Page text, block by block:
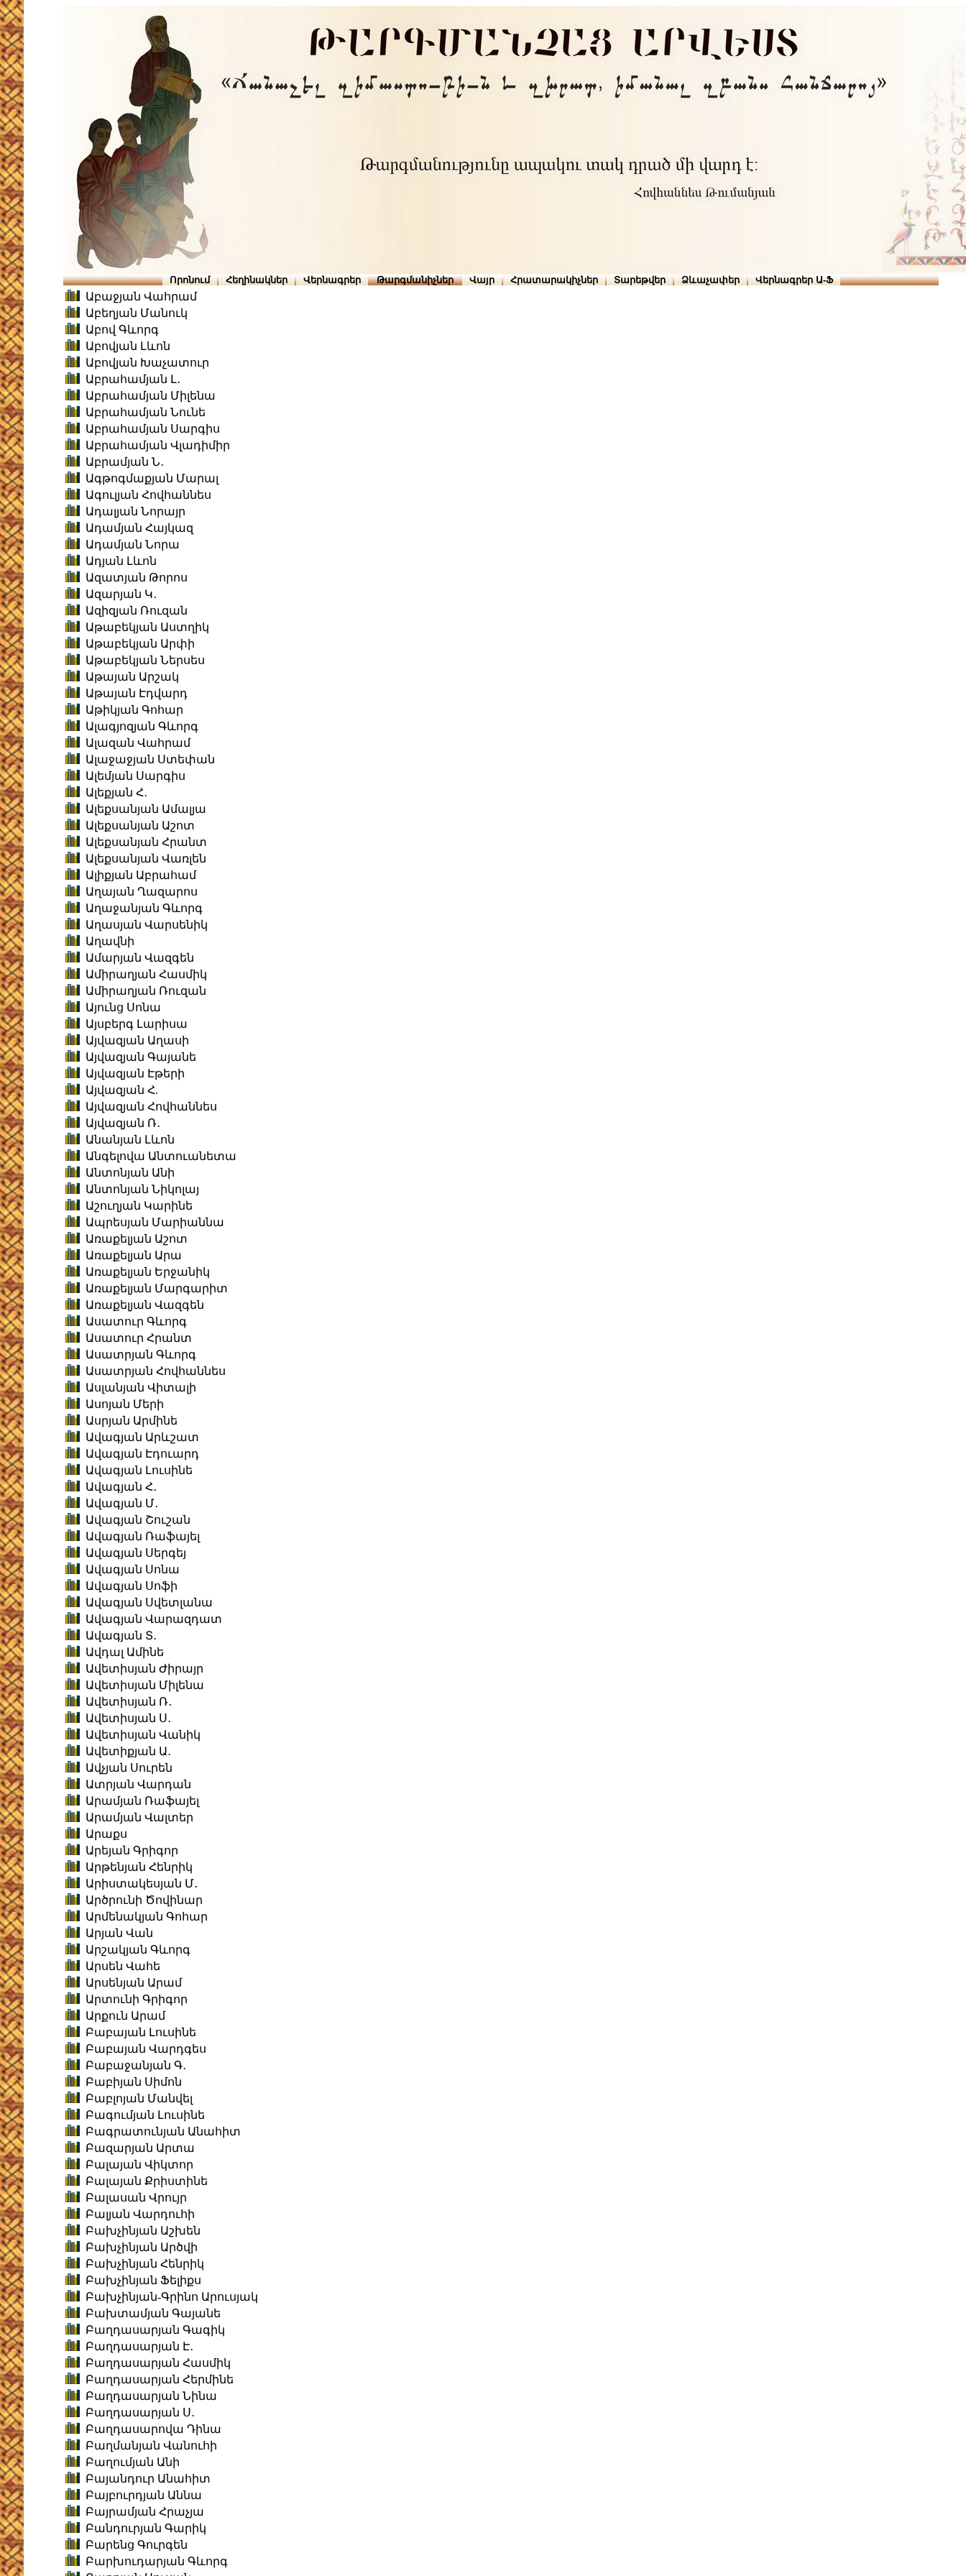
Որոնում Հեղինակներ Վերնագրեր Թարգմանիչներ Վայր Հրատարակիչներ Տարեթվեր Ձևաչափեր Վերնագրեր Ա-Ֆ
Աբաջյան Վահրամ
Աբեղյան Մանուկ
Աբով Գևորգ
Աբովյան Լևոն
Աբովյան Խաչատուր
Աբրահամյան Լ․
Աբրահամյան Միլենա
Աբրահամյան Նունե
Աբրահամյան Սարգիս
Աբրահամյան Վլադիմիր
Աբրամյան Ն․
Ագթոգմաքյան Մարալ
Ագուլյան Հովհաննես
Ադալյան Նորայր
Ադամյան Հայկազ
Ադամյան Նորա
Ադյան Լևոն
Ազատյան Թորոս
Ազարյան Կ․
Ազիզյան Ռուզան
Աթաբեկյան Աստղիկ
Աթաբեկյան Արփի
Աթաբեկյան Ներսես
Աթայան Արշակ
Աթայան Էդվարդ
Աթիկյան Գոհար
Ալագյոզյան Գևորգ
Ալազան Վահրամ
Ալաջաջյան Ստեփան
Ալեմյան Սարգիս
Ալեքյան Հ․
Ալեքսանյան Ամալյա
Ալեքսանյան Աշոտ
Ալեքսանյան Հրանտ
Ալեքսանյան Վառլեն
Ալիքյան Աբրահամ
Աղայան Ղազարոս
Աղաջանյան Գևորգ
Աղասյան Վարսենիկ
Աղավնի
Ամարյան Վազգեն
Ամիրաղյան Հասմիկ
Ամիրաղյան Ռուզան
Այունց Սոնա
Այսբերգ Լարիսա
Այվազյան Աղասի
Այվազյան Գայանե
Այվազյան Էթերի
Այվազյան Հ.
Այվազյան Հովհաննես
Այվազյան Ռ․
Անանյան Լևոն
Անգելովա Անտուանետա
Անտոնյան Անի
Անտոնյան Նիկոլայ
Աշուղյան Կարինե
Ապրեսյան Մարիաննա
Առաքելյան Աշոտ
Առաքելյան Արա
Առաքելյան Երջանիկ
Առաքելյան Մարգարիտ
Առաքելյան Վազգեն
Ասատուր Գևորգ
Ասատուր Հրանտ
Ասատրյան Գևորգ
Ասատրյան Հովհաննես
Ասլանյան Վիտալի
Ասոյան Մերի
Ասրյան Արմինե
Ավագյան Արևշատ
Ավագյան Էդուարդ
Ավագյան Լուսինե
Ավագյան Հ․
Ավագյան Մ․
Ավագյան Շուշան
Ավագյան Ռաֆայել
Ավագյան Սերգեյ
Ավագյան Սոնա
Ավագյան Սոֆի
Ավագյան Սվետլանա
Ավագյան Վարազդատ
Ավագյան Տ․
Ավդալ Ամինե
Ավետիսյան Ժիրայր
Ավետիսյան Միլենա
Ավետիսյան Ռ․
Ավետիսյան Ս․
Ավետիսյան Վանիկ
Ավետիքյան Ա․
Ավչյան Սուրեն
Ատրյան Վարդան
Արամյան Ռաֆայել
Արամյան Վալտեր
Արաքս
Արեյան Գրիգոր
Արթենյան Հենրիկ
Արիստակեսյան Մ․
Արծրունի Ծովինար
Արմենակյան Գոհար
Արյան Վան
Արշակյան Գևորգ
Արսեն Վահե
Արսենյան Արամ
Արտունի Գրիգոր
Արքուն Արամ
Բաբայան Լուսինե
Բաբայան Վարդգես
Բաբաջանյան Գ․
Բաբիյան Սիմոն
Բաբլոյան Մանվել
Բագումյան Լուսինե
Բագրատունյան Անահիտ
Բազարյան Արտա
Բալայան Վիկտոր
Բալայան Քրիստինե
Բալասան Վրույր
Բալյան Վարդուհի
Բախչինյան Աշխեն
Բախչինյան Արծվի
Բախչինյան Հենրիկ
Բախչինյան Ֆելիքս
Բախչինյան-Գրինո Արուսյակ
Բախտամյան Գայանե
Բաղդասարյան Գագիկ
Բաղդասարյան Է․
Բաղդասարյան Հասմիկ
Բաղդասարյան Հերմինե
Բաղդասարյան Նինա
Բաղդասարյան Ս․
Բաղդասարովա Դինա
Բաղմանյան Վանուհի
Բաղումյան Անի
Բայանդուր Անահիտ
Բայբուրդյան Աննա
Բայրամյան Հրաչյա
Բանդուրյան Գարիկ
Բարենց Գուրգեն
Բարխուդարյան Գևորգ